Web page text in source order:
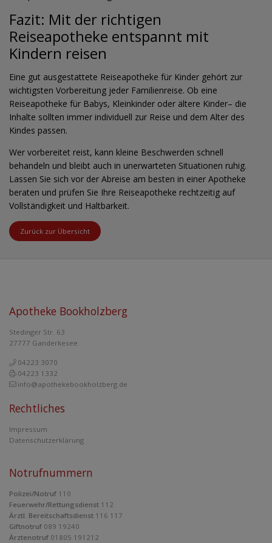
Zurück zur Übersicht
Fazit: Mit der richtigen
Reiseapotheke entspannt mit
Kindern reisen
Eine gut ausgestattete Reiseapotheke für Kinder gehört zur
wichtigsten Vorbereitung jeder Familienreise. Ob eine
Reiseapotheke für Babys, Kleinkinder oder ältere Kinder– die
Inhalte sollten immer individuell zur Reise und dem Alter des
Kindes passen.
Wer vorbereitet reist, kann kleine Beschwerden schnell
behandeln und bleibt auch in unerwarteten Situationen ruhig.
Lassen Sie sich vor der Abreise am besten in einer Apotheke
beraten und prüfen Sie Ihre Reiseapotheke rechtzeitig auf
Vollständigkeit und Haltbarkeit.
Apotheke Bookholzberg
Stedinger Str. 63
27777 Ganderkesee
04223 3070
04223 1332
info@apothekebookholzberg.de
Rechtliches
Impressum
Datenschutzerklärung
Notrufnummern
Polizei/Notruf 110
Feuerwehr/Rettungsdienst 112
Ärztl. Bereitschaftsdienst 116 117
Giftnotruf 089 19240
Ärztenotruf 01805 191212